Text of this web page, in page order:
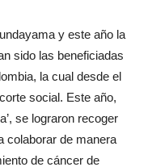
y este año la
sido las beneficiadas
la cual desde el
social. Este año,
se lograron recoger
colaborar de manera
de cáncer de